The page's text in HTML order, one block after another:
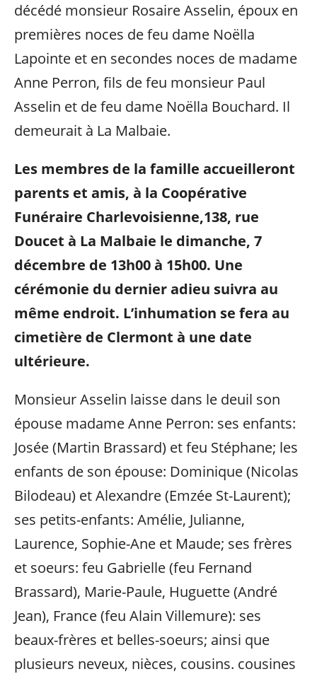
décédé monsieur Rosaire Asselin, époux en
premières noces de feu dame Noëlla
Lapointe et en secondes noces de madame
Anne Perron, fils de feu monsieur Paul
Asselin et de feu dame Noëlla Bouchard. Il
demeurait à La Malbaie.
Les membres de la famille accueilleront
parents et amis, à la Coopérative
Funéraire Charlevoisienne,138, rue
Doucet à La Malbaie le dimanche, 7
décembre de 13h00 à 15h00. Une
cérémonie du dernier adieu suivra au
même endroit. L’inhumation se fera au
cimetière de Clermont à une date
ultérieure.
Monsieur Asselin laisse dans le deuil son
épouse madame Anne Perron: ses enfants:
Josée (Martin Brassard) et feu Stéphane; les
enfants de son épouse: Dominique (Nicolas
Bilodeau) et Alexandre (Emzée St-Laurent);
ses petits-enfants: Amélie, Julianne,
Laurence, Sophie-Ane et Maude; ses frères
et soeurs: feu Gabrielle (feu Fernand
Brassard), Marie-Paule, Huguette (André
Jean), France (feu Alain Villemure): ses
beaux-frères et belles-soeurs; ainsi que
plusieurs neveux, nièces, cousins. cousines